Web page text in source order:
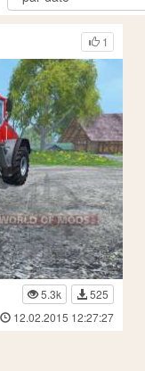
1
5.3k
525
12.02.2015 12:27:27